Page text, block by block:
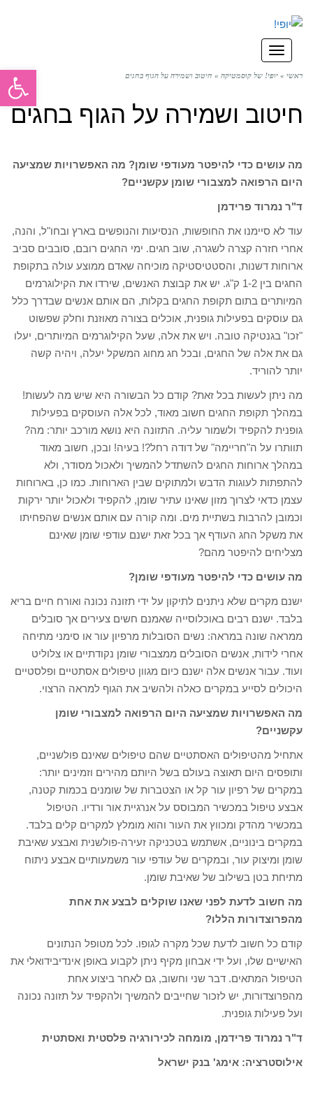
תפריט
ראשי » יופי! של קוסמטיקה » חיטוב ושמירה על הגוף בחגים
חיטוב ושמירה על הגוף בחגים
מה עושים כדי להיפטר מעודפי שומן? מה האפשרויות שמציעה
היום הרפואה למצבורי שומן עקשניים?
ד"ר נמרוד פרידמן
עוד לא סיימנו את החופשות, הנסיעות והנופשים בארץ ובחו"ל, והנה,
אחרי חזרה קצרה לשגרה, שוב חגים. ימי החגים רובם, סובבים סביב
ארוחות דשנות, והסטטיסטיקה מוכיחה שאדם ממוצע עולה בתקופת
החגים בין 1-2 ק"ג. יש את קבוצת האנשים, שירדו את הקילוגרמים
המיותרים בתום תקופת החגים בקלות, הם אותם אנשים שבדרך כלל
גם עוסקים בפעילות גופנית, אוכלים בצורה מאוזנת וחלק שפשוט
"זכו" בגנטיקה טובה. ויש את אלה, שעל הקילוגרמים המיותרים, יעלו
גם את אלה של החגים, ובכל חג מחוג המשקל יעלה, ויהיה קשה
יותר להוריד.
מה ניתן לעשות בכל זאת? קודם כל הבשורה היא שיש מה לעשות!
במהלך תקופת החגים חשוב מאוד, לכל אלה העוסקים בפעילות
גופנית להקפיד ולשמור עליה. התזונה היא נושא מורכב יותר: מה?
תוותרו על ה"חריימה" של דודה רחל?! בעיה! ובכן, חשוב מאוד
במהלך ארוחות החגים להשתדל להמשיך ולאכול מסודר, ולא
להתפתות לעוגות הדבש ולמתוקים שבין הארוחות. כמו כן, בארוחות
עצמן כדאי לצרוך מזון שאינו עתיר שומן, להקפיד ולאכול יותר ירקות
וכמובן להרבות בשתיית מים. ומה קורה עם אותם אנשים שהפחיתו
את משקל החג העודף אך בכל זאת ישנם עודפי שומן שאינם
מצליחים להיפטר מהם?
מה עושים כדי להיפטר מעודפי שומן?
ישנם מקרים שלא ניתנים לתיקון על ידי תזונה נכונה ואורח חיים בריא
בלבד. ישנם רבים באוכלוסייה שאמנם חשים צעירים אך סובלים
ממראה שונה במראה: נשים הסובלות מרפיון עור או סימני מתיחה
אחרי לידות, אנשים הסובלים ממצבורי שומן נקודתיים או צלוליט
ועוד. עבור אנשים אלה ישנם כיום מגוון טיפולים אסתטיים ופלסטיים
היכולים לסייע במקרים כאלה ולהשיב את הגוף למראה הרצוי.
מה האפשרויות שמציעה היום הרפואה למצבורי שומן
עקשניים?
אתחיל מהטיפולים האסתטיים שהם טיפולים שאינם פולשניים,
ותופסים היום תאוצה בעולם בשל היותם מהירים וזמינים יותר:
במקרים של רפיון עור קל או הצטברות של שומנים בכמות קטנה,
אבצע טיפול במכשיר המבוסס על אנרגיית אור ורדיו. הטיפול
במכשיר מהדק ומכווץ את העור והוא מומלץ למקרים קלים בלבד.
במקרים בינוניים, אשתמש בטכניקה זעירה-פולשנית ואבצע שאיבת
שומן ומיצוק עור, ובמקרים של עודפי עור משמעותיים אבצע ניתוח
מתיחת בטן בשילוב של שאיבת שומן.
מה חשוב לדעת לפני שאנו שוקלים לבצע את אחת
מהפרוצדורות הללו?
קודם כל חשוב לדעת שכל מקרה לגופו. לכל מטופל הנתונים
האישיים שלו, ועל ידי אבחון מקיף ניתן לקבוע באופן אינדיבידואלי את
הטיפול המתאים. דבר שני וחשוב, גם לאחר ביצוע אחת
מהפרוצדורות, יש לזכור שחייבים להמשיך ולהקפיד על תזונה נכונה
ועל פעילות גופנית.
ד"ר נמרוד פרידמן, מומחה לכירורגיה פלסטית ואסתטית
אילוסטרציה: אימג' בנק ישראל
פתח